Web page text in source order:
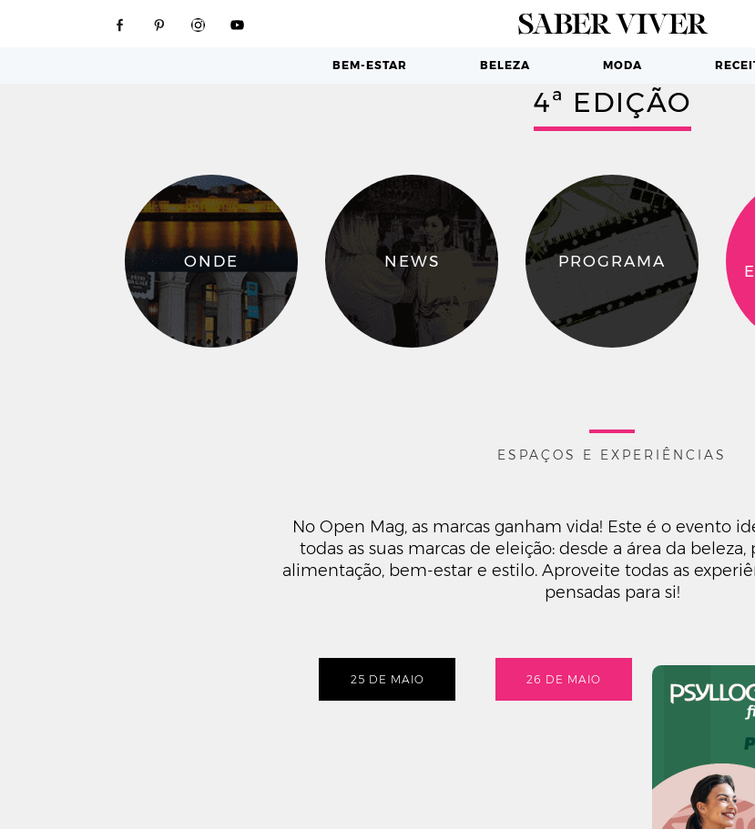
BEM-ESTAR BELEZA MODA
4ª EDIÇÃO
ONDE NEWS PROGRAMA
ESPAÇOS E EXPERIÊNCIAS
No Open Mag, as marcas ganham vida! Este é o evento
todas as suas marcas de eleição: desde a área da
alimentação, bem-estar e estilo. Aproveite todas as
pensadas para si!
25 DE MAIO 26 DE MAIO